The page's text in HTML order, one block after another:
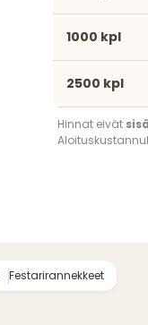
1000 kpl
2500 kpl
Hinnat eivät
Festarirannekkeet